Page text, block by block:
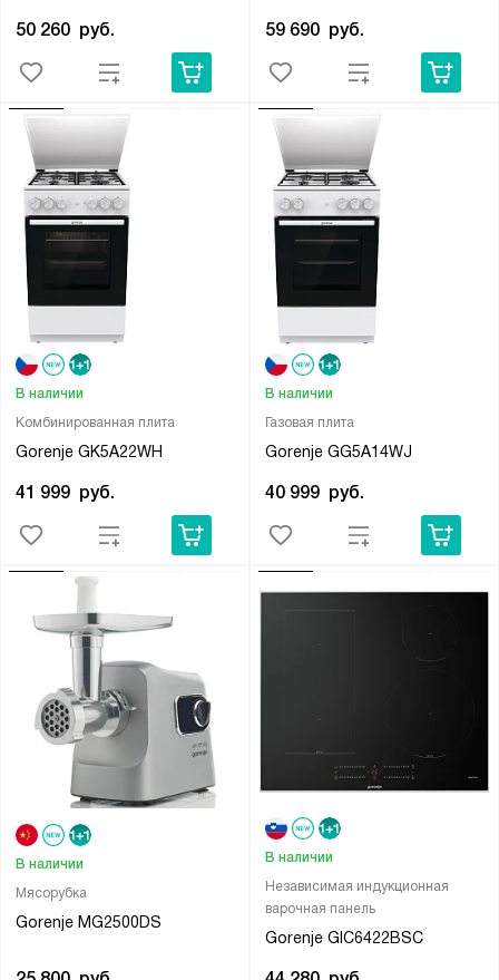
50 260 руб. 59 690 руб.
Комбинированная плита
Gorenje GK5A22WH
В наличии
41 999 руб.
Газовая плита
Gorenje GG5A14WJ
В наличии
40 999 руб.
Мясорубка
Gorenje MG2500DS
В наличии
Независимая индукционная
варочная панель
Gorenje GIC6422BSC
В наличии